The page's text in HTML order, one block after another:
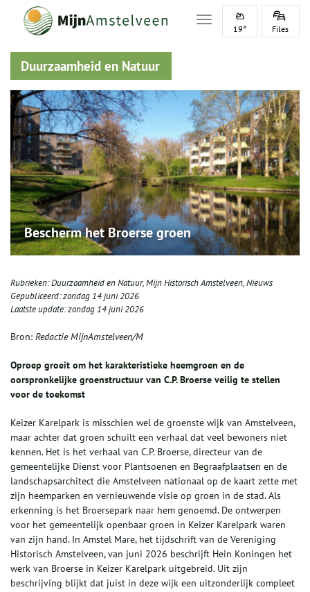
Toggle navigation
19° Files
Duurzaamheid en Natuur
Bescherm het Broerse groen
Rubrieken:Duurzaamheid en Natuur,Mijn Historisch Amstelveen,Nieuws
Gepubliceerd:zondag 14 juni 2026
Laatste update:zondag 14 juni 2026
Bron: Redactie MijnAmstelveen/M
Oproep groeit om het karakteristieke heemgroen en de
oorspronkelijke groenstructuur van C.P. Broerse veilig te stellen
voor de toekomst
Keizer Karelpark is misschien wel de groenste wijk van Amstelveen,
maar achter dat groen schuilt een verhaal dat veel bewoners niet
kennen. Het is het verhaal van C.P. Broerse, directeur van de
gemeentelijke Dienst voor Plantsoenen en Begraafplaatsen en de
landschapsarchitect die Amstelveen nationaal op de kaart zette met
zijn heemparken en vernieuwende visie op groen in de stad. Als
erkenning is het Broersepark naar hem genoemd. De ontwerpen
voor het gemeentelijk openbaar groen in Keizer Karelpark waren
van zijn hand. In Amstel Mare, het tijdschrift van de Vereniging
Historisch Amstelveen, van juni 2026 beschrijft Hein Koningen het
werk van Broerse in Keizer Karelpark uitgebreid. Uit zijn
beschrijving blijkt dat juist in deze wijk een uitzonderlijk compleet